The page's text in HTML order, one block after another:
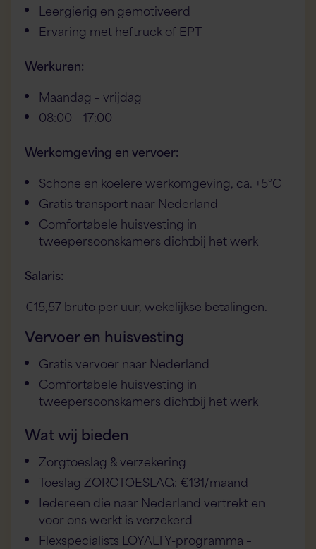
Leergierig en gemotiveerd
Ervaring met heftruck of EPT
Werkuren:
Maandag – vrijdag
08:00 – 17:00
Werkomgeving en vervoer:
Schone en koelere werkomgeving, ca. +5°C
Gratis transport naar Nederland
Comfortabele huisvesting in
tweepersoonskamers dichtbij het werk
Salaris:
€15,57 bruto per uur, wekelijkse betalingen.
Vervoer en huisvesting
Gratis vervoer naar Nederland
Comfortabele huisvesting in
tweepersoonskamers dichtbij het werk
Wat wij bieden
Zorgtoeslag & verzekering
Toeslag ZORGTOESLAG: €131/maand
Iedereen die naar Nederland vertrekt en
voor ons werkt is verzekerd
Flexspecialists LOYALTY-programma –
Hallo! Hoe kan ik je vandaag helpen?